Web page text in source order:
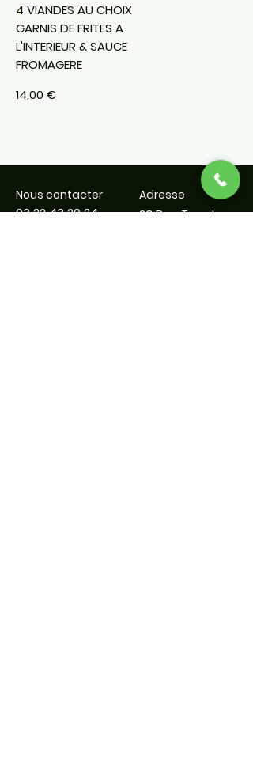
4 VIANDES AU CHOIX
GARNIS DE FRITES A
L'INTERIEUR & SAUCE
FROMAGERE
14,00 €
Nous contacter
03 22 43 20 24
Adresse
23 Rue Terral